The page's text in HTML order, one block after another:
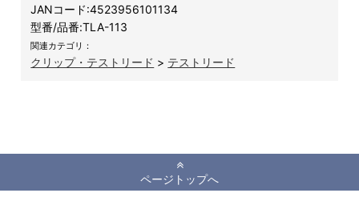
JANコード:4523956101134
型番/品番:TLA-113
関連カテゴリ：
クリップ・テストリード > テストリード
ページトップへ